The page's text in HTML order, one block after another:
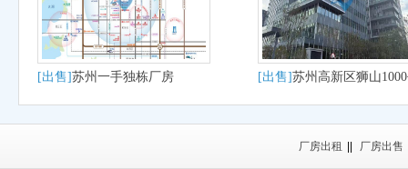
[出售]苏州一手独栋厂房 [出售]苏州高新区狮山
大平层户型适合研发办公
厂房出租 厂房出售